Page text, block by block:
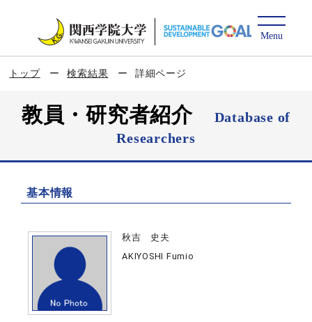
トップ 検索結果 詳細ページ
教員・研究者紹介
Database of
Researchers
基本情報
秋吉 史夫
AKIYOSHI Fumio